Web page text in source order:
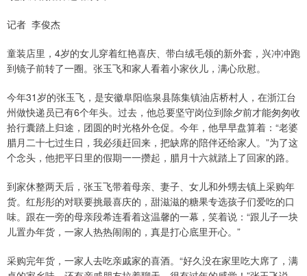
记者 李俊杰
童装店里，4岁的女儿穿着红艳喜庆、带白绒毛领的新外套，兴冲冲跑
到镜子前转了一圈。张玉飞和家人看着小家伙儿，满心欣慰。
今年31岁的张玉飞，是安徽阜阳临泉县陈集镇油店桥村人，在浙江台
州做快递员已有6个年头。过去，他总要坚守岗位到除夕前才能匆匆收
拾行囊踏上归途，团圆的时光格外仓促。今年，他早早盘算着：“老婆
腊月二十七过生日，我必须赶回来，把缺席的陪伴还给家人。”为了这
个念头，他把平日里的假期一一攒起，腊月十六就踏上了回家的路。
到家休整两天后，张玉飞带着母亲、妻子、女儿和外甥去镇上采购年
货。红彤彤的对联要挑最喜庆的，甜滋滋的糖果专选孩子们爱吃的口
味。跟在一旁的母亲段希连看着这温馨的一幕，笑着说：“跟儿子一块
儿置办年货，一家人热热闹闹的，真是打心底里开心。”
采购完年货，一家人去吃亲戚家的喜酒。“好久没在家里吃大席了，满